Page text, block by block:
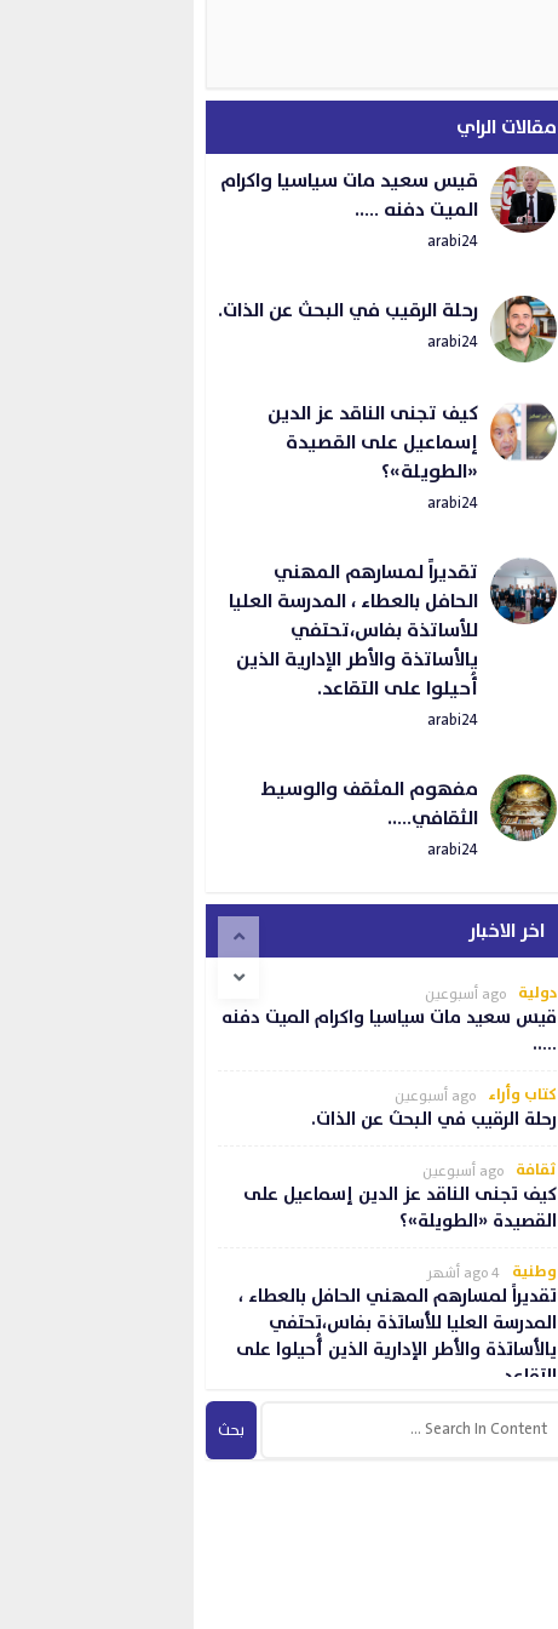
مقالات الراي
قيس سعيد مات سياسيا واكرام
الميت دفنه …..
arabi24
رحلة الرقيب في البحث عن الذات.
arabi24
كيف تجنى الناقد عز الدين
إسماعيل على القصيدة
«الطويلة»؟
arabi24
تقديراً لمسارهم المهني
الحافل بالعطاء ، المدرسة العليا
للأساتذة بفاس،تحتفي
يالأساتذة والأطر الإدارية الذين
أُحيلوا على التقاعد.
arabi24
مفهوم المثقف والوسيط
الثقافي…..
arabi24
اخر الاخبار
دولية ago أسبوعين
قيس سعيد مات سياسيا واكرام الميت دفنه
…..
كتاب وأراء ago أسبوعين
رحلة الرقيب في البحث عن الذات.
ثقافة ago أسبوعين
كيف تجنى الناقد عز الدين إسماعيل على
القصيدة «الطويلة»؟
وطنية ago 4 أشهر
تقديراً لمسارهم المهني الحافل بالعطاء ،
المدرسة العليا للأساتذة بفاس،تحتفي
يالأساتذة والأطر الإدارية الذين أُحيلوا على
التقاعد.
ثقافة ago 4 أشهر